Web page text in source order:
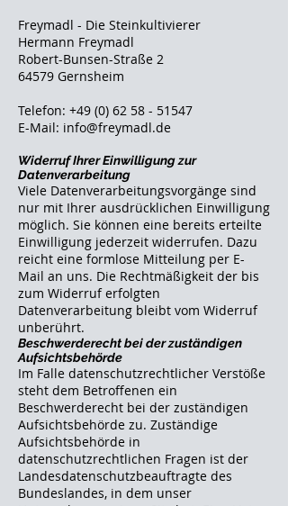
Freymadl - Die Steinkultivierer
Hermann Freymadl
Robert-Bunsen-Straße 2
64579 Gernsheim
Telefon: +49 (0) 62 58 - 51547
E-Mail: info@freymadl.de
Widerruf Ihrer Einwilligung zur
Datenverarbeitung
Viele Datenverarbeitungsvorgänge sind
nur mit Ihrer ausdrücklichen Einwilligung
möglich. Sie können eine bereits erteilte
Einwilligung jederzeit widerrufen. Dazu
reicht eine formlose Mitteilung per E-
Mail an uns. Die Rechtmäßigkeit der bis
zum Widerruf erfolgten
Datenverarbeitung bleibt vom Widerruf
unberührt.
Beschwerderecht bei der zuständigen
Aufsichtsbehörde
Im Falle datenschutzrechtlicher Verstöße
steht dem Betroffenen ein
Beschwerderecht bei der zuständigen
Aufsichtsbehörde zu. Zuständige
Aufsichtsbehörde in
datenschutzrechtlichen Fragen ist der
Landesdatenschutzbeauftragte des
Bundeslandes, in dem unser